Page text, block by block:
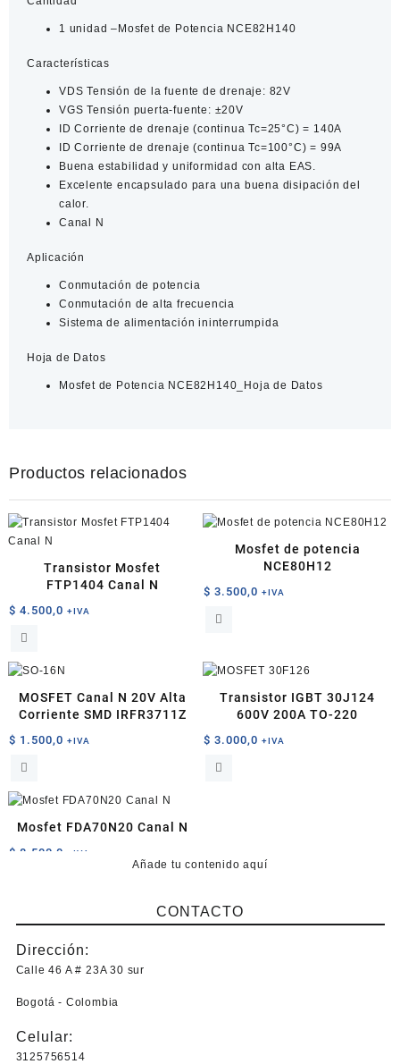
1 unidad –Mosfet de Potencia NCE82H140
Características
VDS Tensión de la fuente de drenaje: 82V
VGS Tensión puerta-fuente: ±20V
ID Corriente de drenaje (continua Tc=25°C) = 140A
ID Corriente de drenaje (continua Tc=100°C) = 99A
Buena estabilidad y uniformidad con alta EAS.
Excelente encapsulado para una buena disipación del
calor.
Canal N
Aplicación
Conmutación de potencia
Conmutación de alta frecuencia
Sistema de alimentación ininterrumpida
Hoja de Datos
Mosfet de Potencia NCE82H140_Hoja de Datos
Productos relacionados
Transistor Mosfet
FTP1404 Canal N
$ 4.500,0 +IVA
Mosfet de potencia
NCE80H12
$ 3.500,0 +IVA
MOSFET Canal N 20V Alta
Corriente SMD IRFR3711Z
$ 1.500,0 +IVA
Transistor IGBT 30J124
600V 200A TO-220
$ 3.000,0 +IVA
Mosfet FDA70N20 Canal N
$ 8.500,0 +IVA
Añade tu contenido aquí
CONTACTO
Dirección:
Calle 46 A # 23A 30 sur
Bogotá - Colombia
Celular:
3125756514